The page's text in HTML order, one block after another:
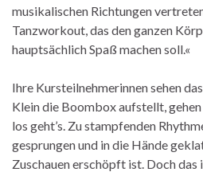
musikalischen Richtungen
Tanzworkout, das den ganzen
hauptsächlich Spaß machen soll.«
Ihre Kursteilnehmerinnen sehen
Klein die Boombox aufstellt,
los geht’s. Zu stampfenden
gesprungen und in die Hände
Zuschauen erschöpft ist. Doch das